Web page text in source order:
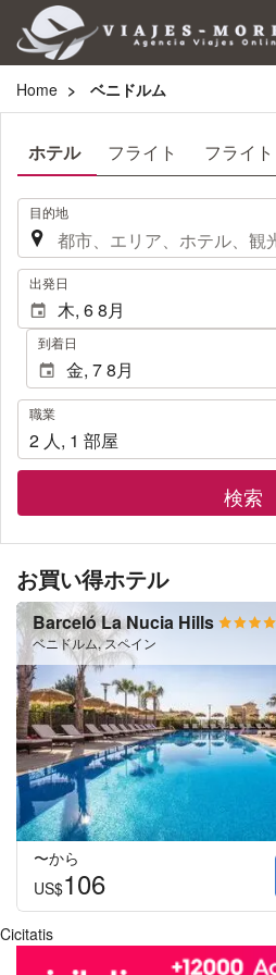
Home ベニドルム
ホテル フライト フライ
. 目的地
. 出発日
到着日
職
業
職業
2 人, 1 部屋
検索
お買い得ホテル
Barceló La Nucia Hills
ベニドルム, スペイン
〜から
US$106
Cicitatis